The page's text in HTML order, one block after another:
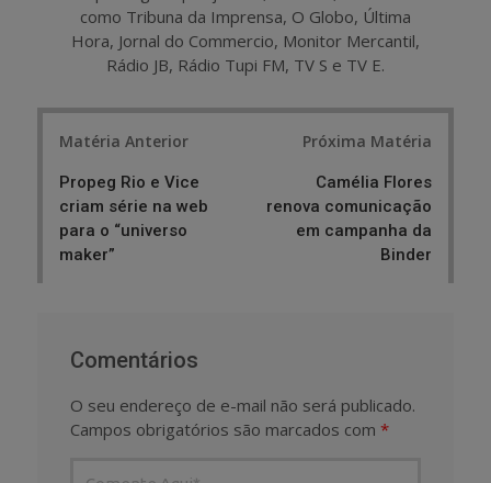
como Tribuna da Imprensa, O Globo, Última
Hora, Jornal do Commercio, Monitor Mercantil,
Rádio JB, Rádio Tupi FM, TV S e TV E.
Matéria Anterior
Propeg Rio e Vice
criam série na web
para o “universo
maker”
Próxima Matéria
Camélia Flores
renova comunicação
em campanha da
Binder
Comentários
O seu endereço de e-mail não será publicado.
Campos obrigatórios são marcados com *